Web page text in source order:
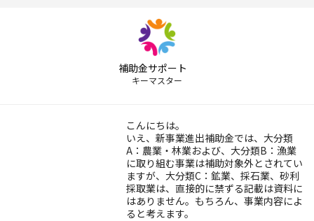
補助金サポート
キーマスター
こんにちは。
いえ、新事業進出補助金では、大分類
A：農業・林業および、大分類B：漁業
に取り組む事業は補助対象外とされてい
ますが、大分類C：鉱業、採石業、砂利
採取業は、直接的に禁ずる記載は資料に
はありません。もちろん、事業内容によ
ると考えます。